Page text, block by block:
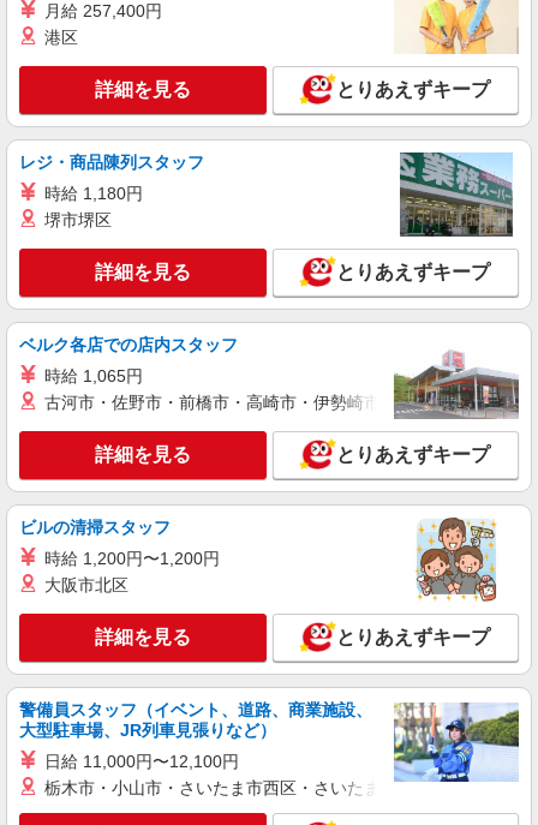
月給 257,400円
港区
詳細を見る とりあえずキープ
レジ・商品陳列スタッフ
時給 1,180円
堺市堺区
詳細を見る とりあえずキープ
ベルク各店での店内スタッフ
時給 1,065円
古河市・佐野市・前橋市・高崎市・伊勢崎市・太田市・館林市
詳細を見る とりあえずキープ
ビルの清掃スタッフ
時給 1,200円〜1,200円
大阪市北区
詳細を見る とりあえずキープ
警備員スタッフ（イベント、道路、商業施設、
大型駐車場、JR列車見張りなど）
日給 11,000円〜12,100円
栃木市・小山市・さいたま市西区・さいたま市岩槻区・久喜市・